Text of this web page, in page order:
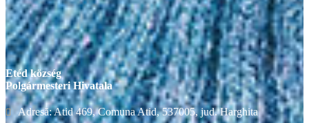
Etéd község
Polgármesteri Hivatala
Adresă: Atid 469, Comuna Atid, 537005, jud. Harghita